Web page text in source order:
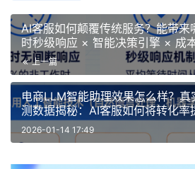
AI客服如何颠覆传统服务？能带
时秒级响应 × 智能决策引擎 × 成
破重塑客服新范式
上一篇
电商LLM智能助理效果怎么样？
测数据揭秘：AI客服如何将转化
50%
2026-01-14 17:49